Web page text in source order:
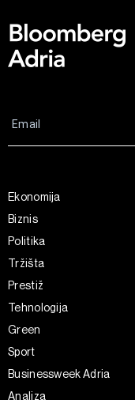
Ekonomija
Biznis
Politika
Tržišta
Prestiž
Tehnologija
Green
Sport
Businessweek Adria
Analiza